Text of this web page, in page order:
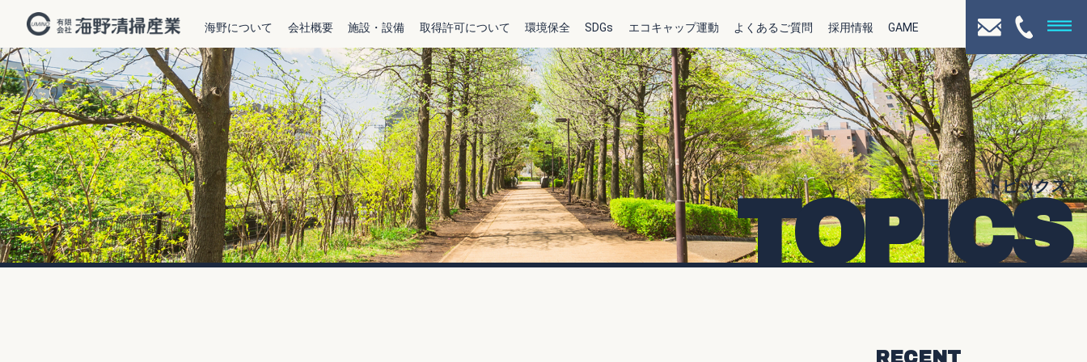
海野について 会社概要 施設・設備 取得許可について 環境保全 SDGs エコキャップ運動 よくあるご質問 採用情報 GAME
トピックス
TOPICS